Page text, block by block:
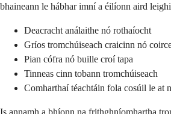
bhaineann le hábhar imní a éilíonn aird
Deacracht análaithe nó rothaíocht
Gríos tromchúiseach craicinn nó
Pian cófra nó buille croí tapa
Tinneas cinn tobann tromchúiseach
Comharthaí téachtáin fola cosúil le at
Is annamh a bhíonn na frithghníomhartha